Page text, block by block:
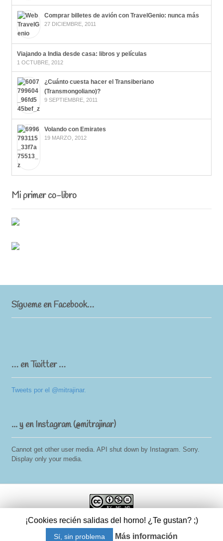
Comprar billetes de avión con TravelGenio: nunca más
27 DICIEMBRE, 2011
Viajando a India desde casa: libros y películas
1 OCTUBRE, 2012
¿Cuánto cuesta hacer el Transiberiano
(Transmongoliano)?
9 SEPTIEMBRE, 2011
Volando con Emirates
19 MARZO, 2012
Mi primer co-libro
Sígueme en Facebook…
… en Twitter …
Tweets por el @mitrajinar.
... y en Instagram (@mitrajinar)
Cannot get other user media. API shut down by Instagram. Sorry.
Display only your media.
under aCreative Commons Reconocimiento-NoComercial-
SinObraDerivada 3.0 Unported License.
¡Cookies recién salidas del horno! ¿Te gustan? ;)
Sí, sin problema Más información